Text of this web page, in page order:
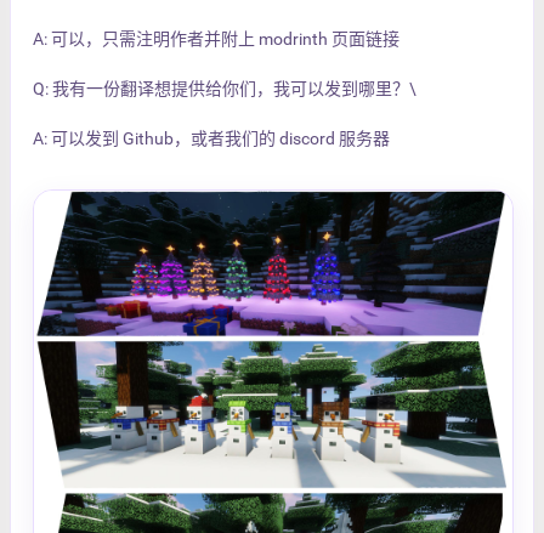
A: 可以，只需注明作者并附上 modrinth 页面链接
Q: 我有一份翻译想提供给你们，我可以发到哪里？\
A: 可以发到 Github，或者我们的 discord 服务器